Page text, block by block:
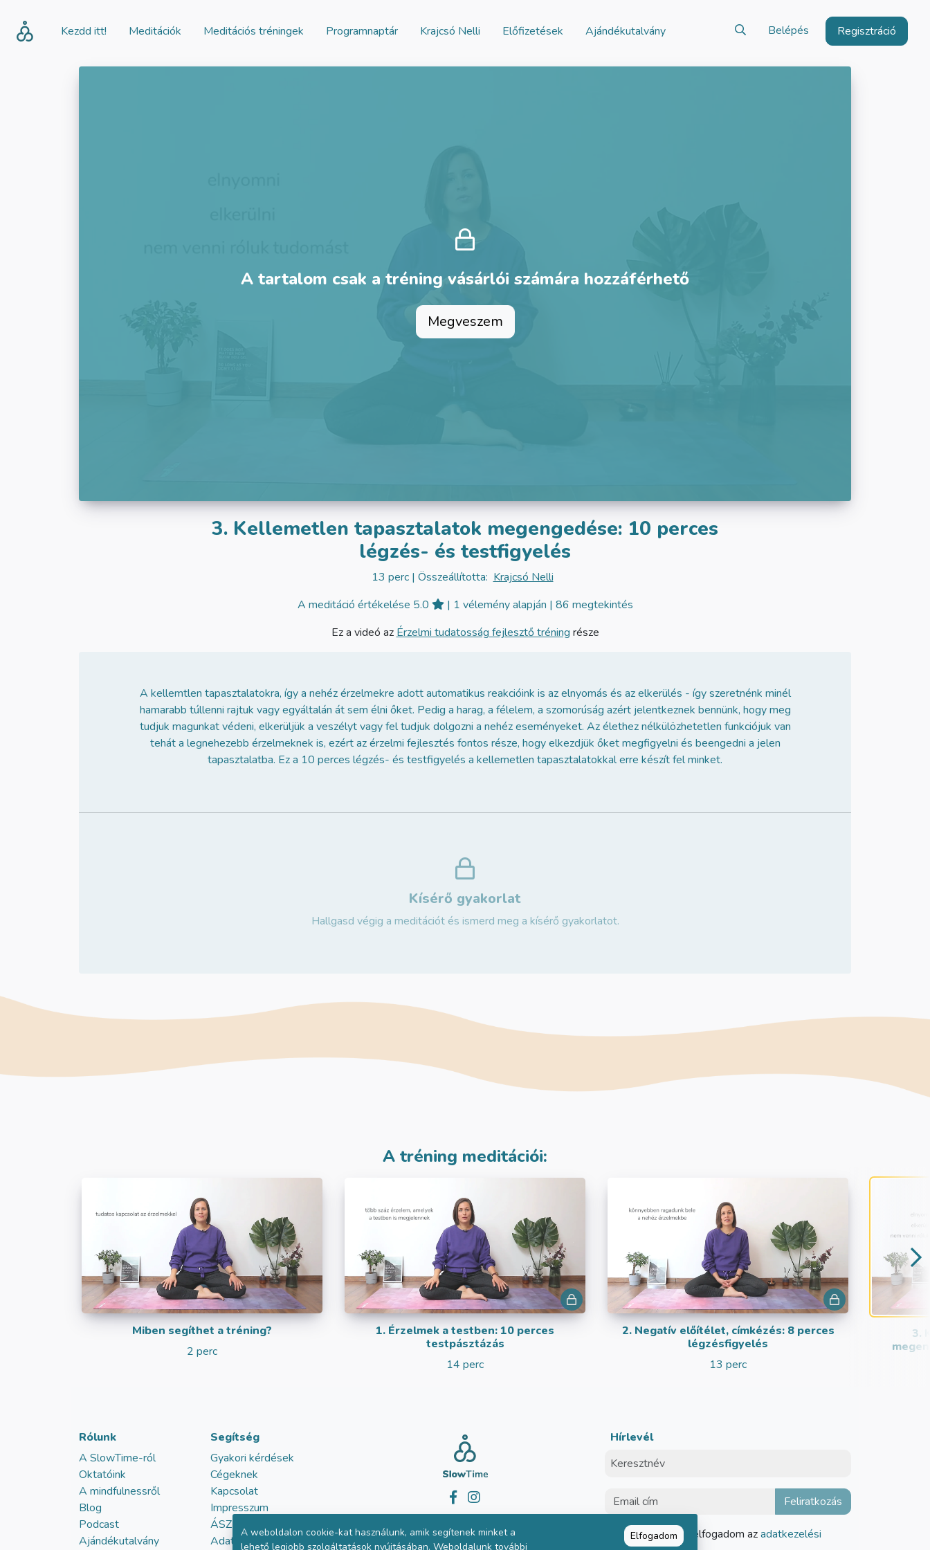
Kezdd itt! Meditációk Meditációs tréningek Programnaptár Krajcsó Nelli Előfizetések Ajándékutalvány Belépés Regisztráció
A tartalom csak a tréning vásárlói számára hozzáférhető
Megveszem
3. Kellemetlen tapasztalatok megengedése: 10 perces
légzés- és testfigyelés
13 perc| Összeállította: Krajcsó Nelli
A meditáció értékelése 5.0
| 1 vélemény alapján | 86 megtekintés
Ez a videó az Érzelmi tudatosság fejlesztő tréning része
A kellemtlen tapasztalatokra, így a nehéz érzelmekre adott automatikus reakcióink is az elnyomás és az elkerülés - így szeretnénk minél
hamarabb túllenni rajtuk vagy egyáltalán át sem élni őket. Pedig a harag, a félelem, a szomorúság azért jelentkeznek bennünk, hogy meg
tudjuk magunkat védeni, elkerüljük a veszélyt vagy fel tudjuk dolgozni a nehéz eseményeket. Az élethez nélkülözhetetlen funkciójuk van
tehát a legnehezebb érzelmeknek is, ezért az érzelmi fejlesztés fontos része, hogy elkezdjük őket megfigyelni és beengedni a jelen
tapasztalatba. Ez a 10 perces légzés- és testfigyelés a kellemetlen tapasztalatokkal erre készít fel minket.
Kísérő gyakorlat
Hallgasd végig a meditációt és ismerd meg a kísérő gyakorlatot.
A tréning meditációi:
Miben segíthet a tréning?
2 perc
1. Érzelmek a testben: 10 perces
testpásztázás
14 perc
2. Negatív előítélet, címkézés: 8 perces
légzésfigyelés
13 perc
3.
A weboldalon cookie-kat használunk, amik segítenek minket a
lehető legjobb szolgáltatások nyújtásában. Weboldalunk további
Elfogadom
Rólunk
A SlowTime-ról
Oktatóink
A mindfulnessről
Blog
Podcast
Ajándékutalvány
Segítség
Gyakori kérdések
Cégeknek
Kapcsolat
Impresszum
ÁSZF
Adatvédelem
Hírlevél
Elolvastam és elfogadom azadatkezelési